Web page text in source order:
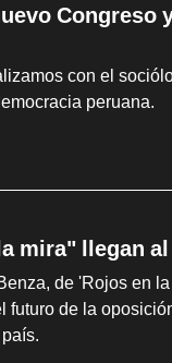
Congreso
con el
peruana.
mira" llegan
de 'Rojos en
de la